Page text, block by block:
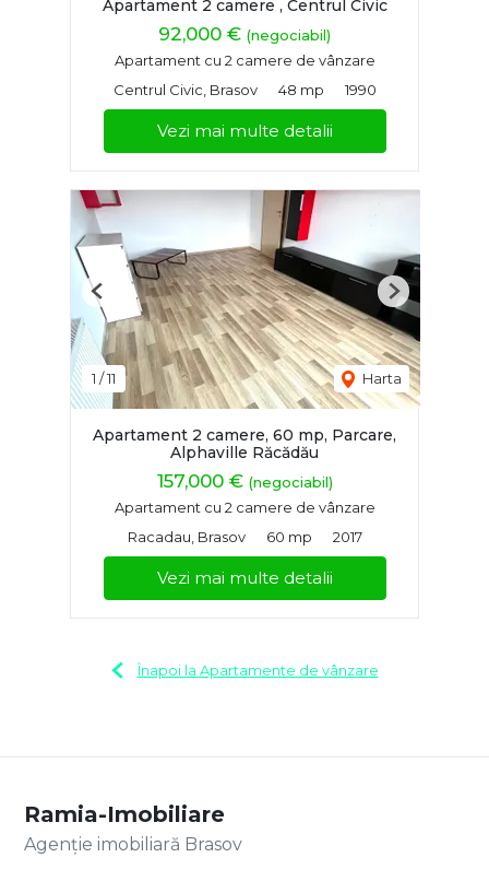
Apartament 2 camere , Centrul Civic
92,000 € (negociabil)
Apartament cu 2 camere de vânzare
Centrul Civic, Brasov
48 mp 1990
Vezi mai multe detalii
1 /11 Harta
Previous Next
Apartament 2 camere, 60 mp, Parcare,
Alphaville Răcădău
157,000 € (negociabil)
Apartament cu 2 camere de vânzare
Racadau, Brasov
60 mp 2017
Vezi mai multe detalii
Înapoi la Apartamente de vânzare
Ramia-Imobiliare
Agenție imobiliară Brasov